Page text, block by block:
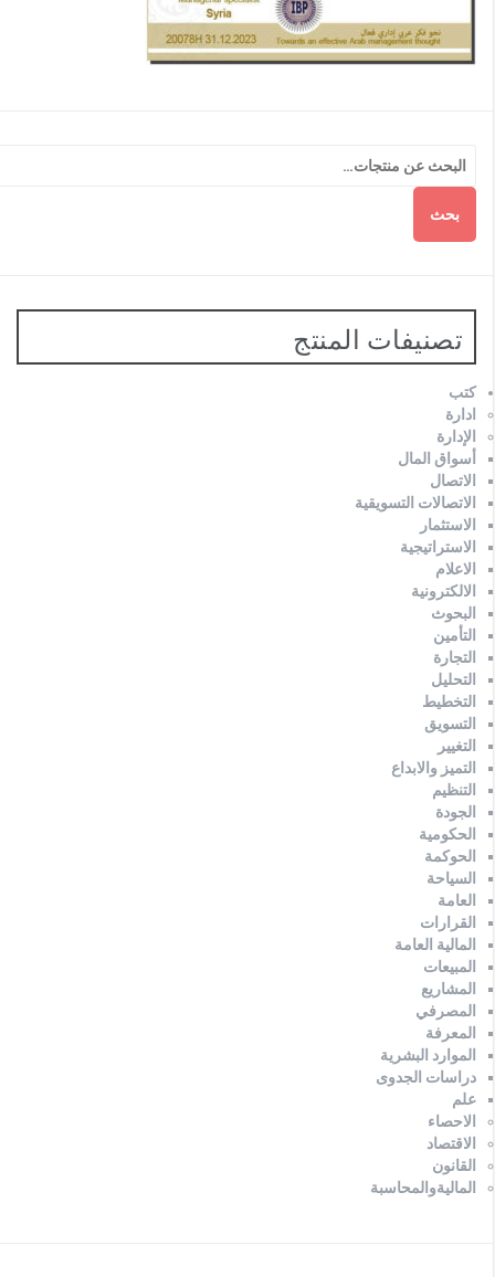
بحث
تصنيفات المنتج
كتب
ادارة
الإدارة
أسواق المال
الاتصال
الاتصالات التسويقية
الاستثمار
الاستراتيجية
الاعلام
الالكترونية
البحوث
التأمين
التجارة
التحليل
التخطيط
التسويق
التغيير
التميز والابداع
التنظيم
الجودة
الحكومية
الحوكمة
السياحة
العامة
القرارات
المالية العامة
المبيعات
المشاريع
المصرفي
المعرفة
الموارد البشرية
دراسات الجدوى
علم
الاحصاء
الاقتصاد
القانون
الماليةوالمحاسبة